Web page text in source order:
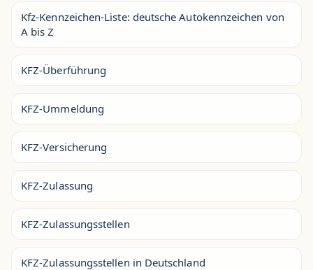
Kfz-Kennzeichen-Liste: deutsche Autokennzeichen von
A bis Z
KFZ-Überführung
KFZ-Ummeldung
KFZ-Versicherung
KFZ-Zulassung
KFZ-Zulassungsstellen
KFZ-Zulassungsstellen in Deutschland